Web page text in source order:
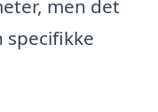
men det
specifikke